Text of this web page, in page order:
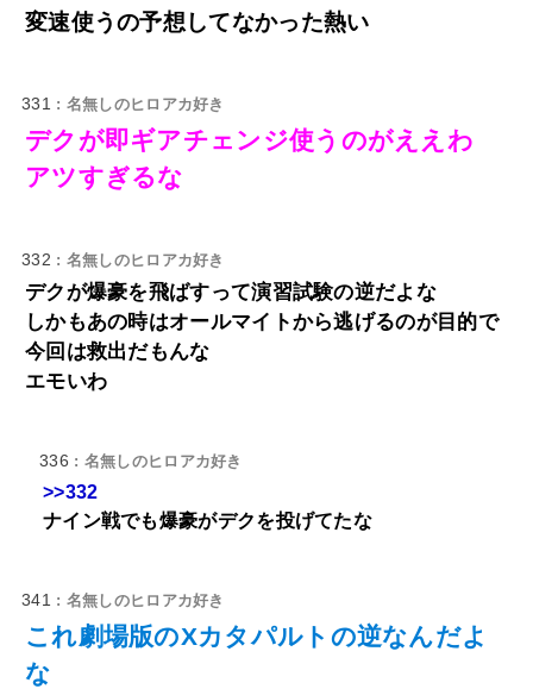
変速使うの予想してなかった熱い
331 : 名無しのヒロアカ好き
デクが即ギアチェンジ使うのがええわ
アツすぎるな
332 : 名無しのヒロアカ好き
デクが爆豪を飛ばすって演習試験の逆だよな
しかもあの時はオールマイトから逃げるのが目的で
今回は救出だもんな
エモいわ
336 : 名無しのヒロアカ好き
>>332
ナイン戦でも爆豪がデクを投げてたな
341 : 名無しのヒロアカ好き
これ劇場版のXカタパルトの逆なんだよ
な